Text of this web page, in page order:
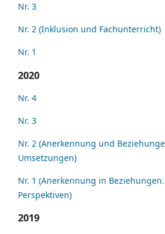
Nr. 3
Nr. 2 (Inklusion und Fachunterricht)
Nr. 1
2020
Nr. 4
Nr. 3
Nr. 2 (Anerkennung und
Umsetzungen)
Nr. 1 (Anerkennung in
Perspektiven)
2019